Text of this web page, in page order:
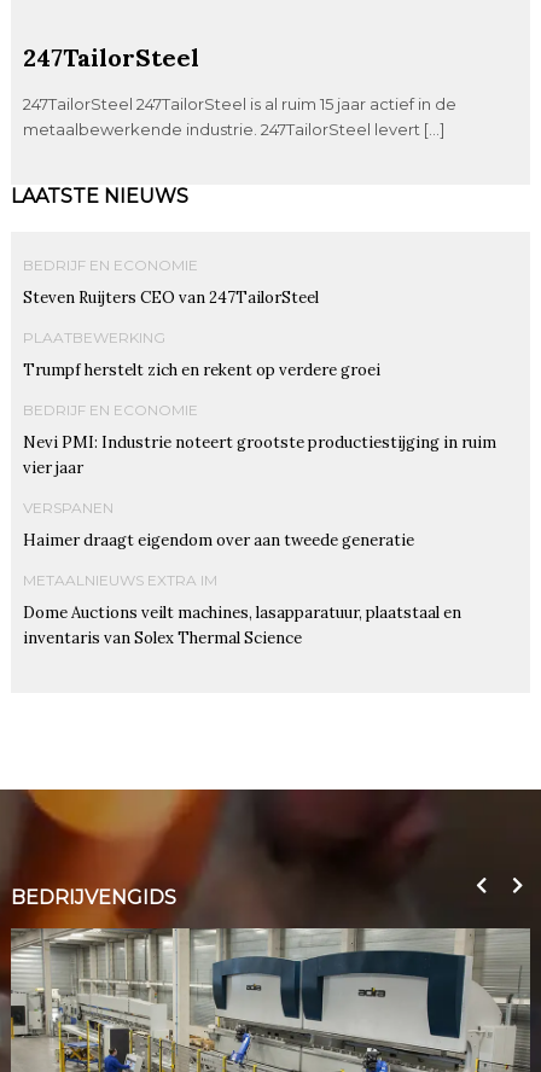
247TailorSteel
247TailorSteel 247TailorSteel is al ruim 15 jaar actief in de
metaalbewerkende industrie. 247TailorSteel levert […]
LAATSTE NIEUWS
BEDRIJF EN ECONOMIE
Steven Ruijters CEO van 247TailorSteel
PLAATBEWERKING
Trumpf herstelt zich en rekent op verdere groei
BEDRIJF EN ECONOMIE
Nevi PMI: Industrie noteert grootste productiestijging in ruim
vier jaar
VERSPANEN
Haimer draagt eigendom over aan tweede generatie
METAALNIEUWS EXTRA IM
Dome Auctions veilt machines, lasapparatuur, plaatstaal en
inventaris van Solex Thermal Science
BEDRIJVENGIDS